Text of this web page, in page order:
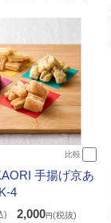
比較
手揚げ京あ
4
) 2,000円(税抜)